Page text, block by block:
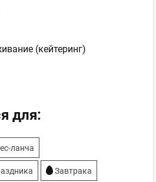
(кейтеринг)
для:
ланча
Завтрака